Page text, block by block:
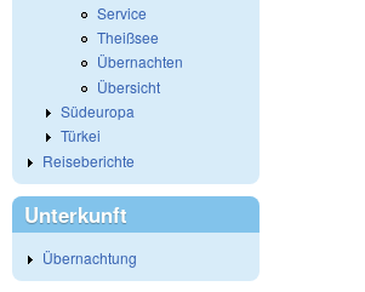
Service
Theißsee
Übernachten
Übersicht
Südeuropa
Türkei
Reiseberichte
Unterkunft
Übernachtung